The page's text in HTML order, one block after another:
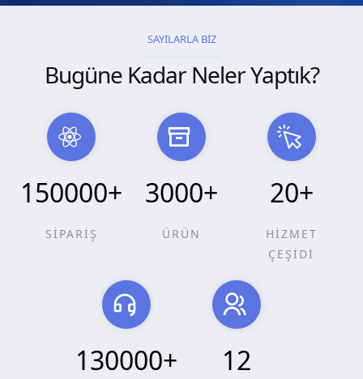
SAYILARLA BİZ
Bugüne Kadar Neler Yaptık?
150000+
SİPARİŞ
3000+
ÜRÜN
20+
HİZMET
ÇEŞİDİ
130000+ 12